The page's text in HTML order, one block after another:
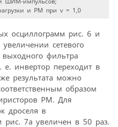
и РМ при v = 1,0
осциллограмм рис. 6 и
сетевого
фильтра
е. инвертор переходит в
результата можно
образом
РМ. Для
дроселя в
рис. 7а увеличен в 50 раз.